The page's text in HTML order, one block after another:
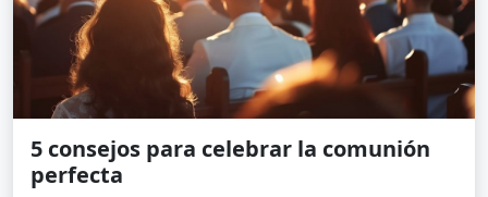
5 consejos para celebrar la comunión
perfecta